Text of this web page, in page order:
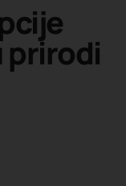
prirodi